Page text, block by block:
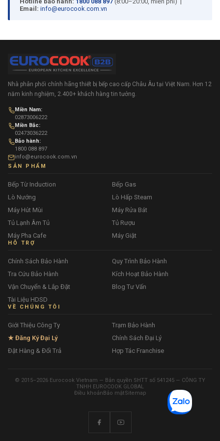
Email: info@eurocook.com.vn
Nhà phân phối chính hãng thiết bị bếp cao cấp Châu Âu tại Việt Nam. Hơn 12
năm kinh nghiệm, 2.400+ khách hàng tin tưởng.
Miền Nam:
02873006222
Miền Bắc:
02473036222
Bảo hành:
1800 088 897
info@eurocook.com.vn
SẢN PHẨM
Bếp Từ Induction
Bếp Gas
Lò Nướng
Lò Hấp Steam
Máy Hút Mùi
Máy Rửa Bát
Tủ Lạnh Âm Tủ
Tủ Rượu
Máy Pha Cafe
Máy Giặt
HỖ TRỢ
Chính Sách Bảo Hành
Quy Trình Bảo Hành
Tra Cứu Bảo Hành
Kích Hoạt Bảo Hành
Vận Chuyển & Lắp Đặt
Blog Tư Vấn
Tài Liệu HDSD
VỀ CHÚNG TÔI
Giới Thiệu Công Ty
Trạm Bảo Hành
★ Đăng Ký Đại Lý
Chính Sách Đại Lý
Đặt Hàng & Đổi Trả
Hợp Tác Franchise
© 2015–2026 Eurocook Vietnam — Bản quyền SHTT số 541245 — CÔNG TY
TNHH EUROCOOK GLOBAL
Điều khoảnBảo mậtSitemap